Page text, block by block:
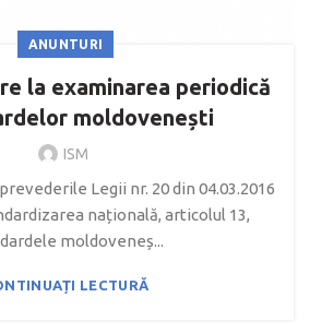
ANUNTURI
la examinarea periodică
moldovenești
ISM
Legii nr. 20 din 04.03.2016
națională, articolul 13,
moldoveneș...
LECTURĂ